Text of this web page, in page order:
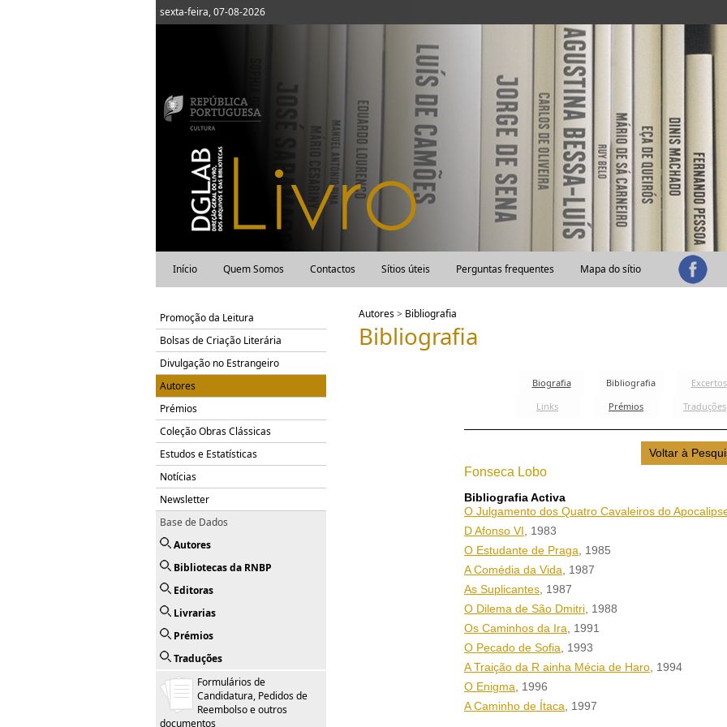
sexta-feira, 07-08-2026
Início Quem Somos Contactos Sítios úteis Perguntas frequentes Mapa do sítio
Promoção da Leitura
Bolsas de Criação Literária
Divulgação no Estrangeiro
Autores
Prémios
Coleção Obras Clássicas
Estudos e Estatísticas
Notícias
Newsletter
Base de Dados
Autores
Bibliotecas da RNBP
Editoras
Livrarias
Prémios
Traduções
Formulários de
Candidatura, Pedidos de
Reembolso e outros
documentos
Autores> Bibliografia
Bibliografia
Fonseca Lobo
Bibliografia Activa
O Julgamento dos Quatro Cavaleiros do
D Afonso VI , 1983
O Estudante de Praga, 1985
A Comédia da Vida, 1987
As Suplicantes, 1987
O Dilema de São Dmitri, 1988
Os Caminhos da Ira, 1991
O Pecado de Sofia, 1993
A Traição da R ainha Mécia de Haro, 1994
O Enigma, 1996
A Caminho de Ítaca, 1997